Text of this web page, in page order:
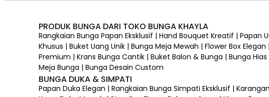
PRODUK BUNGA DARI TOKO BUNGA KHAYLA
Rangkaian Bunga Papan Eksklusif | Hand Bouquet Kreatif | Papan
Khusus | Buket Uang Unik | Bunga Meja Mewah | Flower Box
Premium | Krans Bunga Cantik | Buket Balon & Bunga | Bunga
Meja Bunga | Bunga Desain Custom
BUNGA DUKA & SIMPATI
Papan Duka Elegan | Rangkaian Bunga Simpati Eksklusif |